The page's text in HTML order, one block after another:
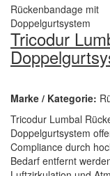
Tricodur
Marke / Kategorie:
Tricodur Lumbal
Doppelgurtsystem
Compliance durch
Bedarf entfernt